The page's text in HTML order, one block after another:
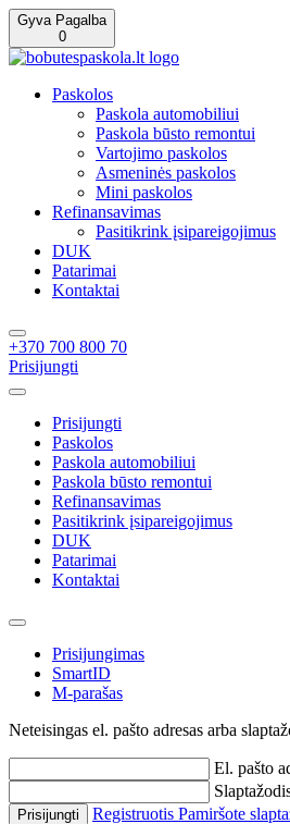
Gyva Pagalba
0
Paskolos
Paskola automobiliui
Paskola būsto remontui
Vartojimo paskolos
Asmeninės paskolos
Mini paskolos
Refinansavimas
Pasitikrink įsipareigojimus
DUK
Patarimai
Kontaktai
+370 700 800 70
Prisijungti
Prisijungti
Paskolos
Paskola automobiliui
Paskola būsto remontui
Refinansavimas
Pasitikrink įsipareigojimus
DUK
Patarimai
Kontaktai
Prisijungimas
SmartID
M-parašas
Neteisingas el. pašto adresas arba
El. pašto
Prisijungti Registruotis Pamiršote